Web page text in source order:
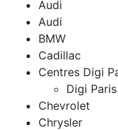
Audi
Audi
BMW
Cadillac
Centres Digi
Digi
Chevrolet
Chrysler